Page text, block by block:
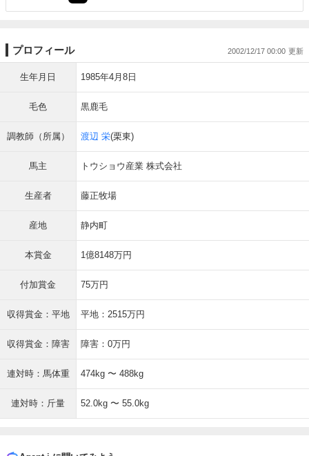
プロフィール 2002/12/17 00:00
生年月日 1985年4月8日
毛色 黒鹿毛
調教師（所属） 渡辺 栄(栗東)
馬主 トウショウ産業 株式会社
生産者 藤正牧場
産地 静内町
本賞金 1億8148万円
付加賞金 75万円
収得賞金：平地 平地：2515万円
収得賞金：障害 障害：0万円
連対時：馬体重 474kg 〜 488kg
連対時：斤量 52.0kg 〜 55.0kg